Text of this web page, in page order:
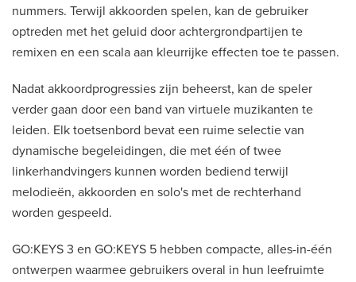
nummers. Terwijl akkoorden spelen, kan de gebruiker
optreden met het geluid door achtergrondpartijen te
remixen en een scala aan kleurrijke effecten toe te passen.
Nadat akkoordprogressies zijn beheerst, kan de speler
verder gaan door een band van virtuele muzikanten te
leiden. Elk toetsenbord bevat een ruime selectie van
dynamische begeleidingen, die met één of twee
linkerhandvingers kunnen worden bediend terwijl
melodieën, akkoorden en solo's met de rechterhand
worden gespeeld.
GO:KEYS 3 en GO:KEYS 5 hebben compacte, alles-in-één
ontwerpen waarmee gebruikers overal in hun leefruimte